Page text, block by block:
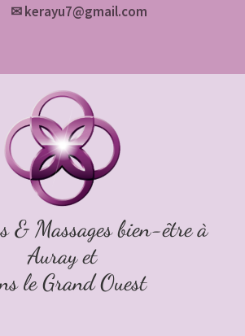
✉kerayu7@gmail.com
& Massages bien-être à
Auray et
le Grand Ouest